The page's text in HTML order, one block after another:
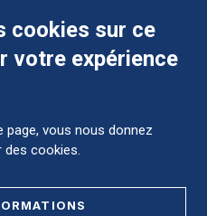
hospitalisation ?
cookies sur ce
votre expérience
page, vous nous donnez
des cookies.